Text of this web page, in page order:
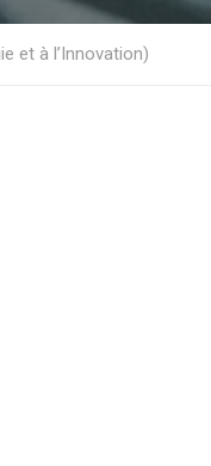
et à l’Innovation)